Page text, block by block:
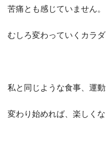
苦痛とも感じていません。
むしろ変わっていくカラダ
私と同じような食事、運
変わり始めれば、楽しくな